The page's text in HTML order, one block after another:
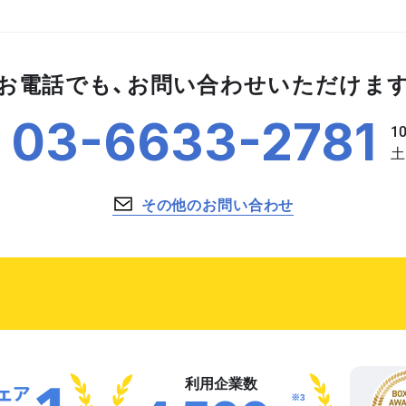
電話でも、お問い合わせいただけま
03-6633-2781
その他のお問い合わせ
利用企業数
※3